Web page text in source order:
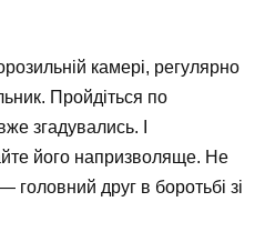
камері, регулярно
Пройдіться по
згадувались. І
його напризволяще. Не
друг в боротьбі зі